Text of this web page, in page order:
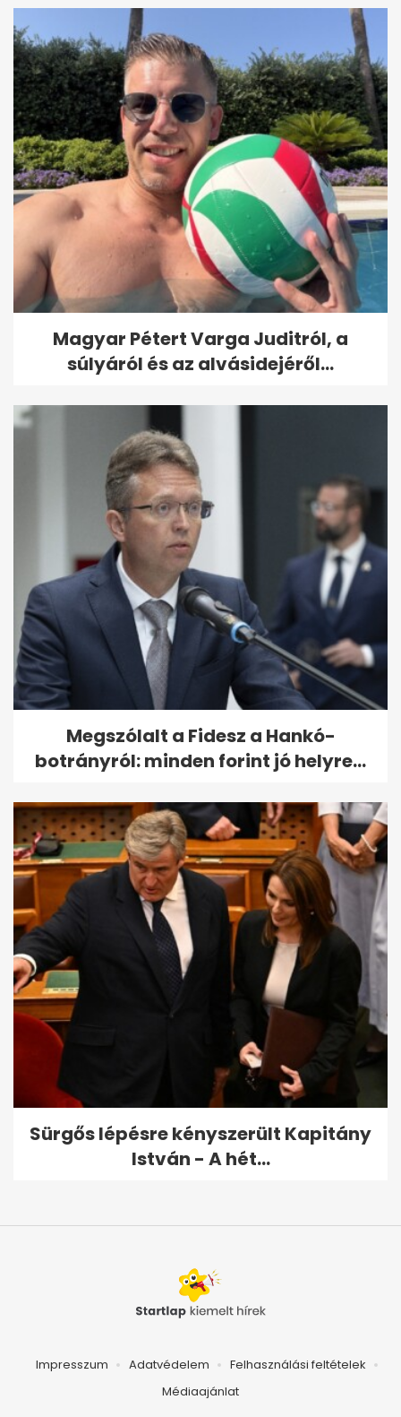
Magyar Pétert Varga Juditról, a
súlyáról és az alvásidejéről...
Megszólalt a Fidesz a Hankó-
botrányról: minden forint jó helyre...
Sürgős lépésre kényszerült Kapitány
István - A hét...
Impresszum Adatvédelem
Felhasználási feltételek
Médiaajánlat